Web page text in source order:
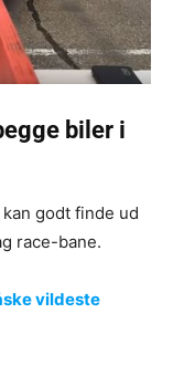
biler i
godt finde ud
race-bane.
vildeste